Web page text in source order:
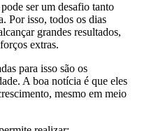
ser um desafio tanto
Por isso, todos os dias
grandes resultados,
extras.
para isso são os
A boa notícia é que eles
mesmo em meio